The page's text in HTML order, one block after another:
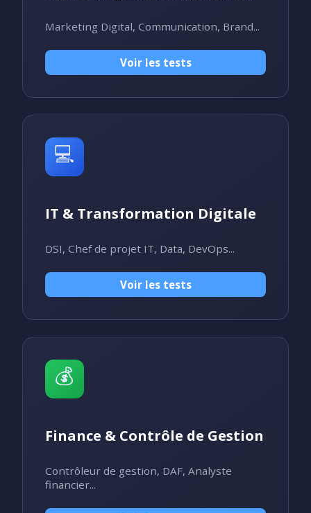
Marketing Digital, Communication, Brand...
Voir les tests
💻
IT & Transformation Digitale
DSI, Chef de projet IT, Data, DevOps...
Voir les tests
💰
Finance & Contrôle de Gestion
Contrôleur de gestion, DAF, Analyste
financier...